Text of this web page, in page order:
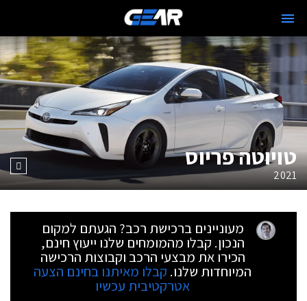
טויוטה פריוס
2021
מעוניינים ברכישת רכב? הגעתם למקום
הנכון. קבלו מהמומחים שלנו ייעוץ חינם,
הכירו את מבצעי הרכב וקבוצות הרכישה
המיוחדות שלנו. קבלו מאיתנו בחינם הצעה
אטרקטיבית עכשיו